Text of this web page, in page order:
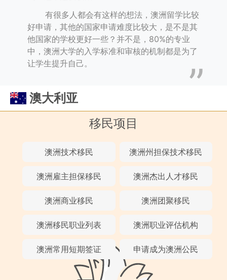
有很多人都会有这样的想法，澳洲留学比较
好申请，其他的国家申请难度比较大，是不是其
他国家的学校更好一些？并不是，80%的专业
中，澳洲大学的入学标准和审核的机制都是为了
让学生提升自己。
澳大利亚
移民项目
澳洲技术移民 澳洲州担保技术移民
澳洲雇主担保移民 澳洲杰出人才移民
澳洲商业移民 澳洲团聚移民
澳洲移民职业列表 澳洲职业评估机构
澳洲常用短期签证 申请成为澳洲公民